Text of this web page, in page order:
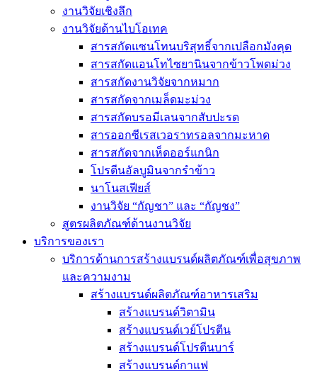
งานวิจัยเชิงลึก
งานวิจัยด้านไบโอเทค
สารสกัดแซนโทนบริสุทธิ์จากเปลือกมังคุด
สารสกัดแอนโทไซยานินจากข้าวโพดม่วง
สารสกัดงานวิจัยจากหมาก
สารสกัดจากเมล็ดมะม่วง
สารสกัดบรอมีเลนจากสับปะรด
สารออกซีเรสเวอราทรอลจากมะหาด
สารสกัดจากเห็ดออร์แกนิก
โปรตีนอัลบูมินจากรำข้าว
นาโนสเฟียส์
งานวิจัย “กัญชา” และ “กัญชง”
สูตรผลิตภัณฑ์ด้านงานวิจัย
บริการของเรา
บริการด้านการสร้างแบรนด์ผลิตภัณฑ์เพื่อสุขภาพ
และความงาม
สร้างแบรนด์ผลิตภัณฑ์อาหารเสริม
สร้างแบรนด์วิตามิน
สร้างแบรนด์เวย์โปรตีน
สร้างแบรนด์โปรตีนบาร์
สร้างแบรนด์กาแฟ